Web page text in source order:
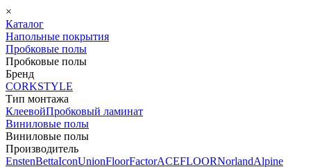
×
Каталог
Напольные покрытия
Пробковые полы
Пробковые полы
Бренд
CORKSTYLE
Тип монтажа
КлеевойПробковый ламинат
Виниловые полы
Виниловые полы
Производитель
EnstenBettaIconUnionFloorFactorACEFLOORNorlandAlpine